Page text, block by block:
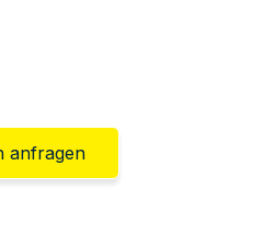
anfragen